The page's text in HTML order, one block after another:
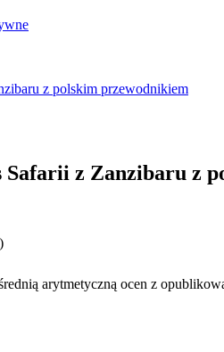
z polskim przewodnikiem
Safarii z Zanzibaru z
arytmetyczną ocen z